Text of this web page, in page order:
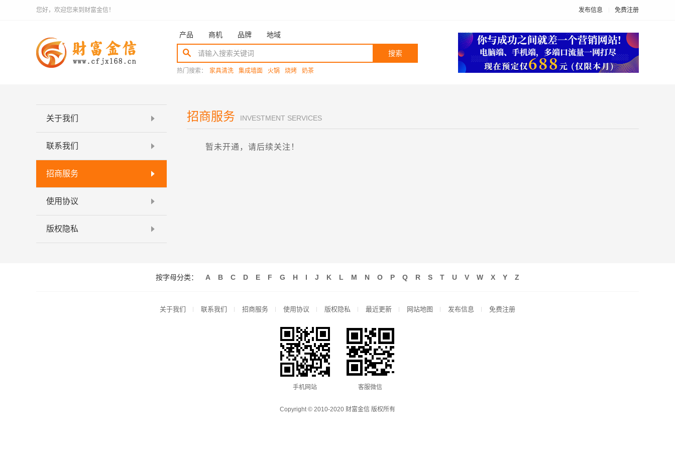
您好，欢迎您来到财富金信！ 发布信息 免费注册
产品 商机 品牌 地域
搜索
热门搜索： 家具清洗 集成墙面 火锅 烧烤 奶茶
关于我们
联系我们
招商服务
使用协议
版权隐私
招商服务 INVESTMENT SERVICES
暂未开通，请后续关注！
按字母分类： A B C D E F G H I J K L M N O P Q R S T U V W X Y Z
关于我们 联系我们 招商服务 使用协议 版权隐私 最近更新 网站地图 发布信息 免费注册
手机网站 客服微信
Copyright © 2010-2020 财富金信 版权所有